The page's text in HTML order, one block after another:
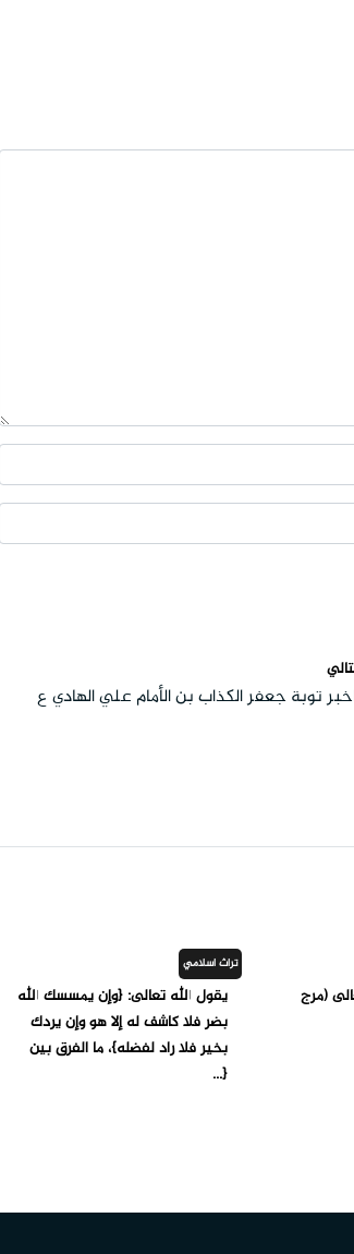
توبة جعفر الكذاب بن الأمام علي الهادي ع
(مرج
تراث اسلامي
يقول الله تعالى: {وإن يمسسك الله
بضر فلا كاشف له إلا هو وإن يردك
بخير فلا راد لفضله}، ما الفرق بين
{...